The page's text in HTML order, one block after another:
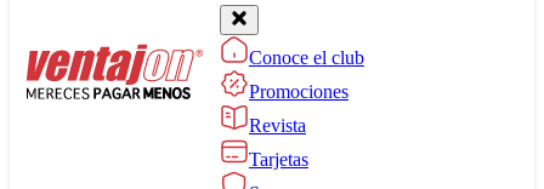
Conoce el club
Promociones
Revista
Tarjetas